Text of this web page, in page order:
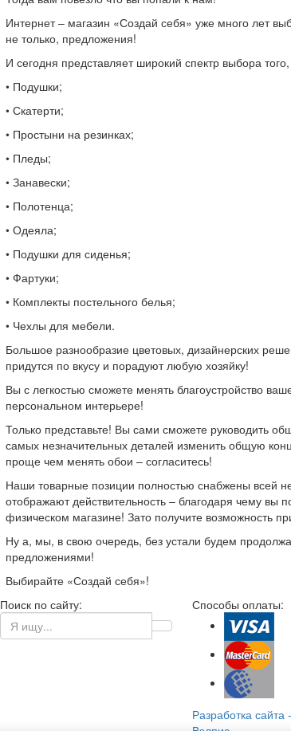
Интернет – магазин «Создай себя» уже много лет
не только, предложения!
И сегодня представляет широкий спектр выбора
• Подушки;
• Скатерти;
• Простыни на резинках;
• Пледы;
• Занавески;
• Полотенца;
• Одеяла;
• Подушки для сиденья;
• Фартуки;
• Комплекты постельного белья;
• Чехлы для мебели.
Большое разнообразие цветовых, дизайнерских
придутся по вкусу и порадуют любую хозяйку!
Вы с легкостью сможете менять благоустройство
персональном интерьере!
Только представьте! Вы сами сможете руководить
самых незначительных деталей изменить общую
проще чем менять обои – согласитесь!
Наши товарные позиции полностью снабжены всей
отображают действительность – благодаря чему вы
физическом магазине! Зато получите возможность
Ну а, мы, в свою очередь, без устали будем
предложениями!
Выбирайте «Создай себя»!
Поиск по сайту: Способы оплаты:
Разработка сайта-